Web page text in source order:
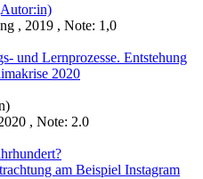
, 2019 , Note: 1,0
und Lernprozesse. Entstehung
2020
, Note: 2.0
am Beispiel Instagram